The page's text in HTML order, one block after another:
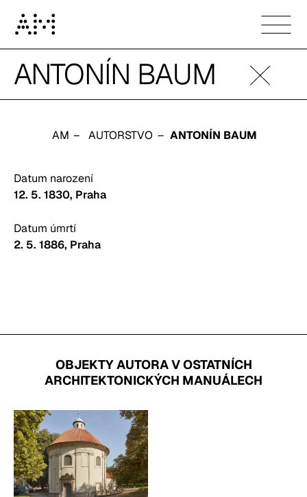
ANTONÍN BAUM
AM AUTORSTVO ANTONÍN BAUM
Datum narození
12. 5. 1830, Praha
Datum úmrtí
2. 5. 1886, Praha
OBJEKTY AUTORA V OSTATNÍCH
ARCHITEKTONICKÝCH MANUÁLECH